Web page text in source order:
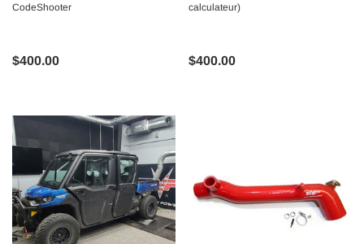
CodeShooter
$400.00
calculateur)
$400.00